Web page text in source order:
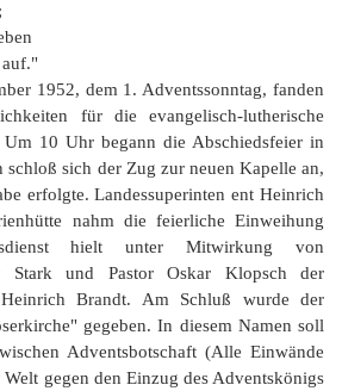
auf."
dem 1. Adventssonntag, fanden
für die evangelisch-lutherische
Um 10 Uhr begann die Abschiedsfeier in
schloß sich der Zug zur neuen Kapelle an,
erfolgte. Landessuperinten ent Heinrich
nahm die feierliche Einweihung
hielt unter Mitwirkung von
Stark und Pastor Oskar Klopsch der
Heinrich Brandt. Am Schluß wurde der
gegeben. In diesem Namen soll
Adventsbotschaft (Alle Einwände
gegen den Einzug des Adventskönigs